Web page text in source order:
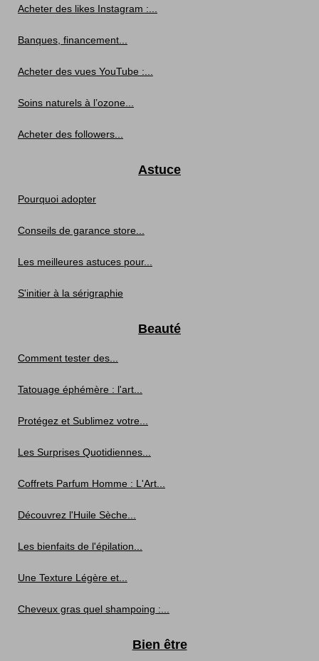
Acheter des likes Instagram :...
Banques, financement...
Acheter des vues YouTube :...
Soins naturels à l’ozone...
Acheter des followers...
Astuce
Pourquoi adopter
Conseils de garance store...
Les meilleures astuces pour...
S'initier à la sérigraphie
Beauté
Comment tester des...
Tatouage éphémère : l'art...
Protégez et Sublimez votre...
Les Surprises Quotidiennes...
Coffrets Parfum Homme : L'Art...
Découvrez l'Huile Sèche...
Les bienfaits de l'épilation...
Une Texture Légère et...
Cheveux gras quel shampoing :...
Bien être